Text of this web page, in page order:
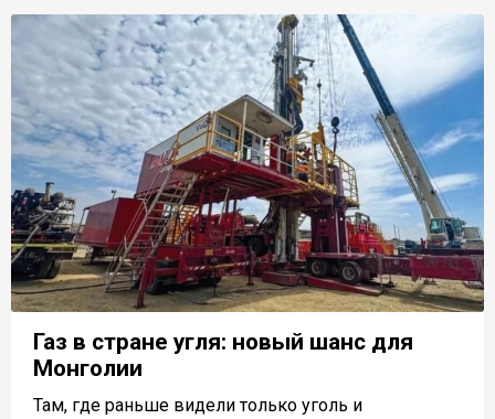
Газ в стране угля: новый шанс для
Монголии
Там, где раньше видели только уголь и